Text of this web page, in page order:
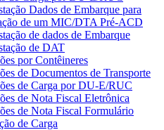
Dados de Embarque para
de um MIC/DTA Pré-ACD
de dados de Embarque
de DAT
por Contêineres
de Documentos de Transporte
de Carga por DU-E/RUC
de Nota Fiscal Eletrônica
de Nota Fiscal Formulário
de Carga